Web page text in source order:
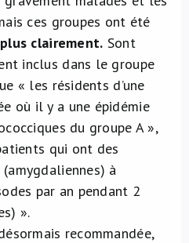
ces groupes ont été
clairement. Sont
inclus dans le groupe
« les résidents d’une
où il y a une épidémie
du groupe A »,
qui ont des
à
par an pendant 2
».
recommandée,